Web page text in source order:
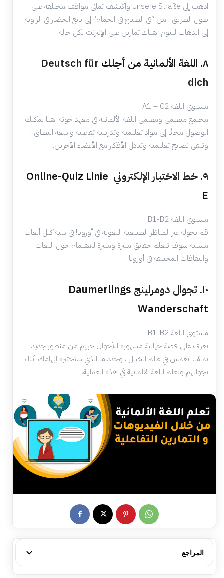
اذهب إلى Unsere Straße واكتشف ثماني مواقف مختلفة على
طول الطريق ، من “في الصباح في الحمام” إلى بائع الخضار في الزاوية
إلى الذهاب للنوم. هناك تمارين على الإنترنت لكل حالة.
٨. اللغة الألمانية من أجلك Deutsch für
dich
مستوى اللغة A1 – C2
مجتمع متعلمي ومعلمي اللغة الألمانية في معهد جوته. هنا يمكنك
الوصول مجانًا إلى مواد تعليمية وتدريبية تفاعلية واسعة النطاق ،
وتلقي نصائح تعليمية وتبادل الأفكار مع الأعضاء الآخرين.
٩. خط الاختبار الإلكتروني
Online-Quiz Linie
E
مستوى اللغة B1-B2
قم بجولة عبر المناظر الطبيعية اللغوية في أوروبا! في ستة كتل ألعاب
مسلية سوف تتعلم حقائق مثيرة ومثيرة للاهتمام حول اللغات
والثقافات المختلفة في أوروبا.
١٠. تجوال دومرلينج
Daumerlings
Wanderschaft
مستوى اللغة B1-B2
تعرف على قصة خيالية مشهورة للأخوان جريم من منظور جديد
تمامًا. انغمس في عالم الخيال ، وحدد ما الذي ستختبره إبهامك أثناء
تجوالهم وتعلم اللغة الألمانية في هذه العملية.
المراجع